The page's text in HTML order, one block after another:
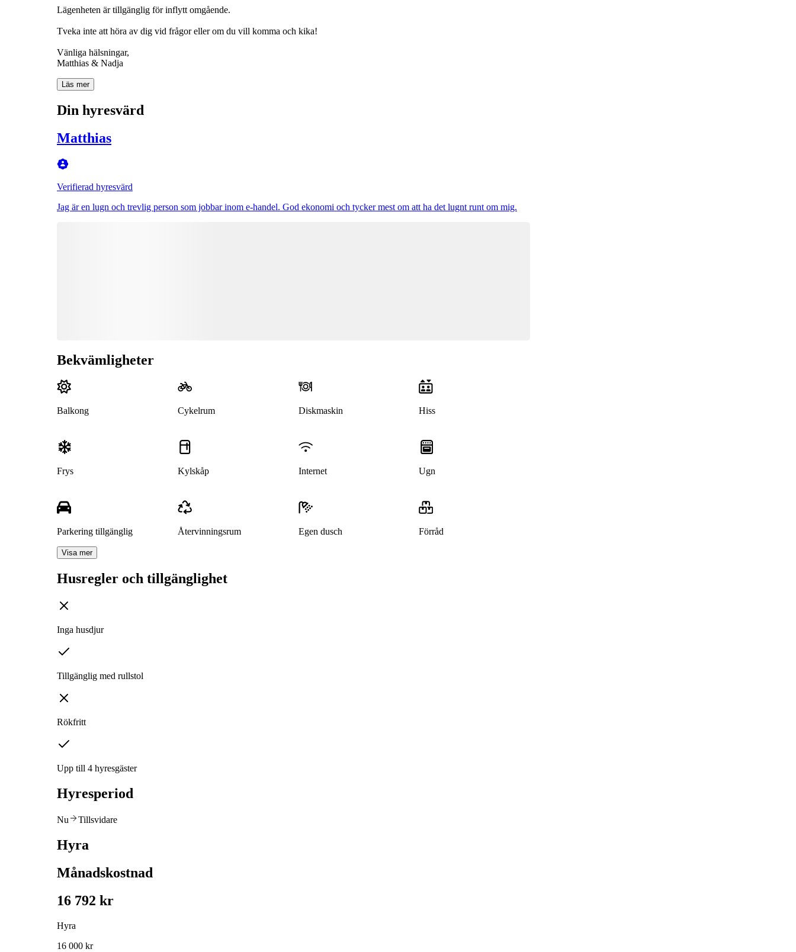
Lägenheten är tillgänglig för inflytt omgående.
Tveka inte att höra av dig vid frågor eller om du vill komma och kika!
Vänliga hälsningar,
Läs mer
Din hyresvärd
Matthias
Verifierad hyresvärd
Jag är en lugn och trevlig person som jobbar inom e-handel. God ekonomi och tycker mest om att ha det lugnt runt om mig.
Bekvämligheter
Balkong Cykelrum Diskmaskin Hiss
Frys Kylskåp Internet Ugn
Parkering tillgänglig Återvinningsrum Egen dusch Förråd
Visa mer
Husregler och tillgänglighet
Inga husdjur
Tillgänglig med rullstol
Rökfritt
Upp till 4 hyresgäster
Hyresperiod
Nu Tillsvidare
Hyra
Månadskostnad
16 792 kr
Hyra
16 000 kr